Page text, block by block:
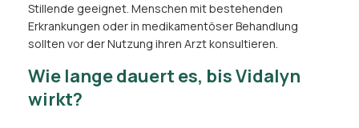
Stillende geeignet. Menschen mit bestehenden
Erkrankungen oder in medikamentöser Behandlung
sollten vor der Nutzung ihren Arzt konsultieren.
Wie lange dauert es, bis Vidalyn
wirkt?